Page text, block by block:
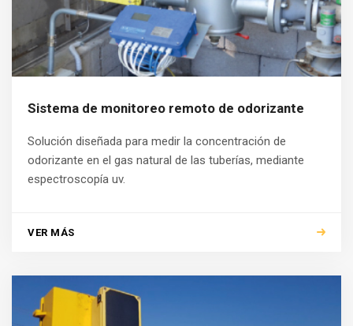
Sistema de monitoreo remoto de odorizante
Solución diseñada para medir la concentración de
odorizante en el gas natural de las tuberías, mediante
espectroscopía uv.
VER MÁS